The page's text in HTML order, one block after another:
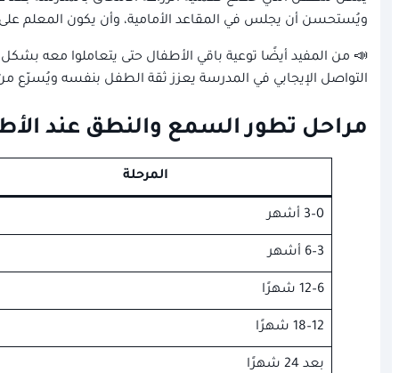
ويُستحسن أن يجلس في المقاعد الأمامية، وأن يكون المعلم
📣 من المفيد أيضًا توعية باقي الأطفال حتى يتعاملوا معه
التواصل الإيجابي في المدرسة يعزز ثقة الطفل بنفسه ويُسرّع
مراحل تطور السمع والنطق عند
المرحلة
0–3 أشهر
3–6 أشهر
6–12 شهرًا
12–18 شهرًا
بعد 24 شهرًا